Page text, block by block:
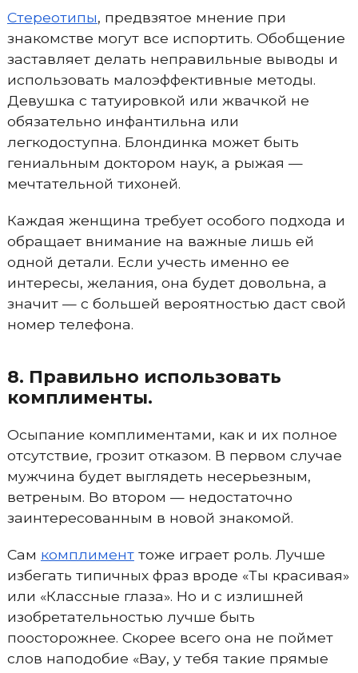
Стереотипы, предвзятое мнение при
знакомстве могут все испортить. Обобщение
заставляет делать неправильные выводы и
использовать малоэффективные методы.
Девушка с татуировкой или жвачкой не
обязательно инфантильна или
легкодоступна. Блондинка может быть
гениальным доктором наук, а рыжая —
мечтательной тихоней.
Каждая женщина требует особого подхода и
обращает внимание на важные лишь ей
одной детали. Если учесть именно ее
интересы, желания, она будет довольна, а
значит — с большей вероятностью даст свой
номер телефона.
8. Правильно использовать
комплименты.
Осыпание комплиментами, как и их полное
отсутствие, грозит отказом. В первом случае
мужчина будет выглядеть несерьезным,
ветреным. Во втором — недостаточно
заинтересованным в новой знакомой.
Сам комплименттоже играет роль. Лучше
избегать типичных фраз вроде «Ты красивая»
или «Классные глаза». Но и с излишней
изобретательностью лучше быть
поосторожнее. Скорее всего она не поймет
слов наподобие «Вау, у тебя такие прямые